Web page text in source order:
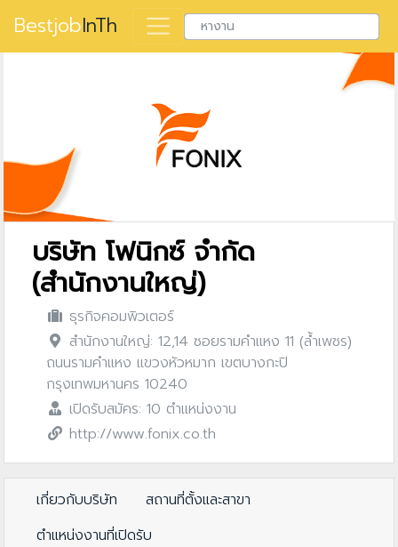
BestjobInTh
บริษัท โฟนิกซ์ จำกัด
(สำนักงานใหญ่)
ธุรกิจคอมพิวเตอร์
สำนักงานใหญ่: 12,14 ซอยรามคำแหง 11 (ล้ำเพชร)
ถนนรามคำแหง แขวงหัวหมาก เขตบางกะปิ
กรุงเทพมหานคร 10240
เปิดรับสมัคร: 10 ตำแหน่งงาน
http://www.fonix.co.th
เกี่ยวกับบริษัท
สถานที่ตั้งและสาขา
ตำแหน่งงานที่เปิดรับ